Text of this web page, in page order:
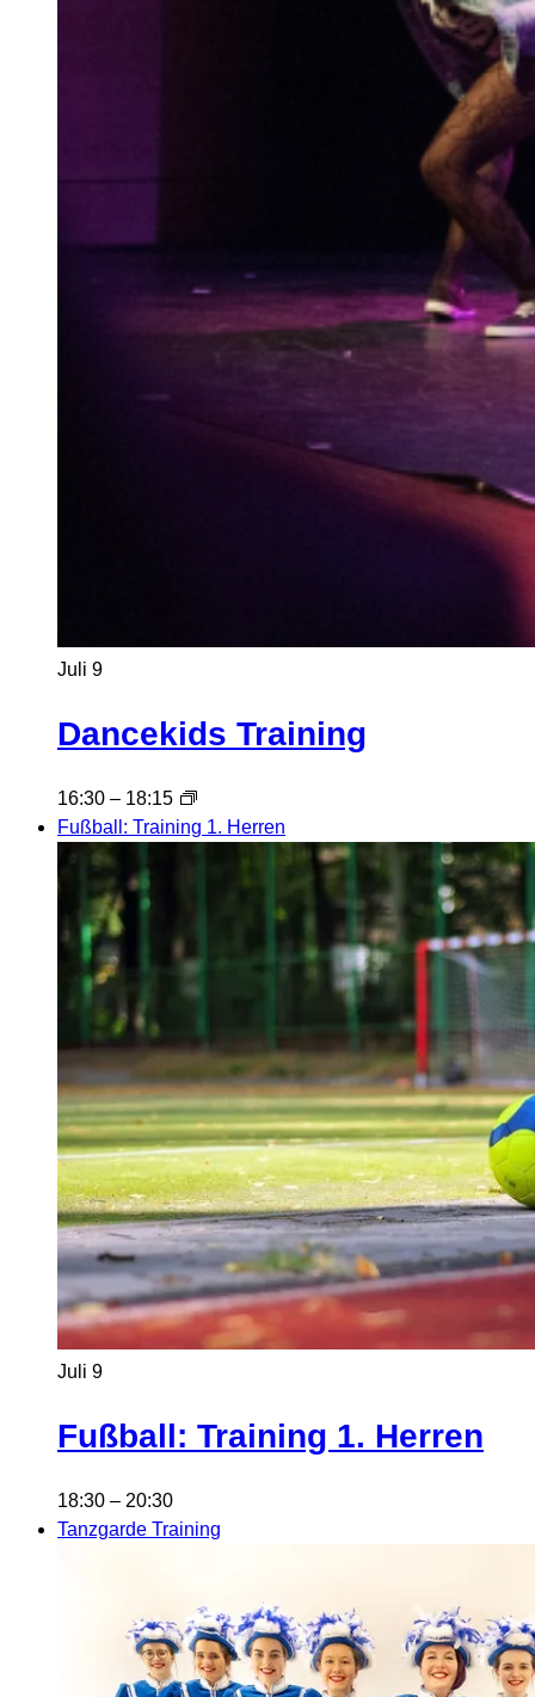
Juli 9
Dancekids Training
16:30 – 18:15
Fußball: Training 1. Herren
Juli 9
Fußball: Training 1. Herren
18:30 – 20:30
Tanzgarde Training